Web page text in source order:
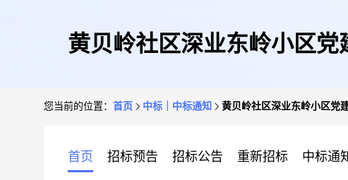
黄贝岭社区深业东岭小区
您当前的位置： 首页 中标｜中标通知 黄贝岭社区深业东岭小区党
首页 招标预告 招标公告 重新招标 中标通